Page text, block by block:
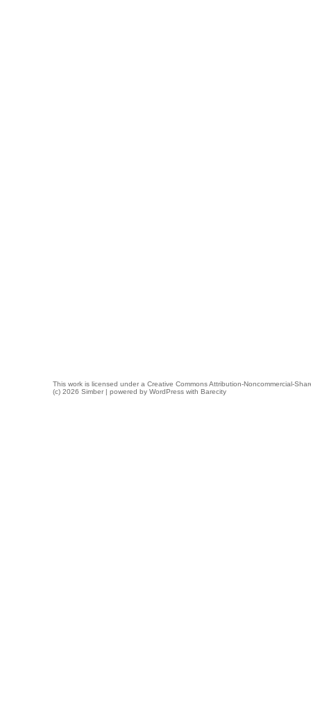
This work is licensed under a Creative Commons Attribution-Noncommercial-
(c) 2026 Simber | powered by WordPress with Barecity